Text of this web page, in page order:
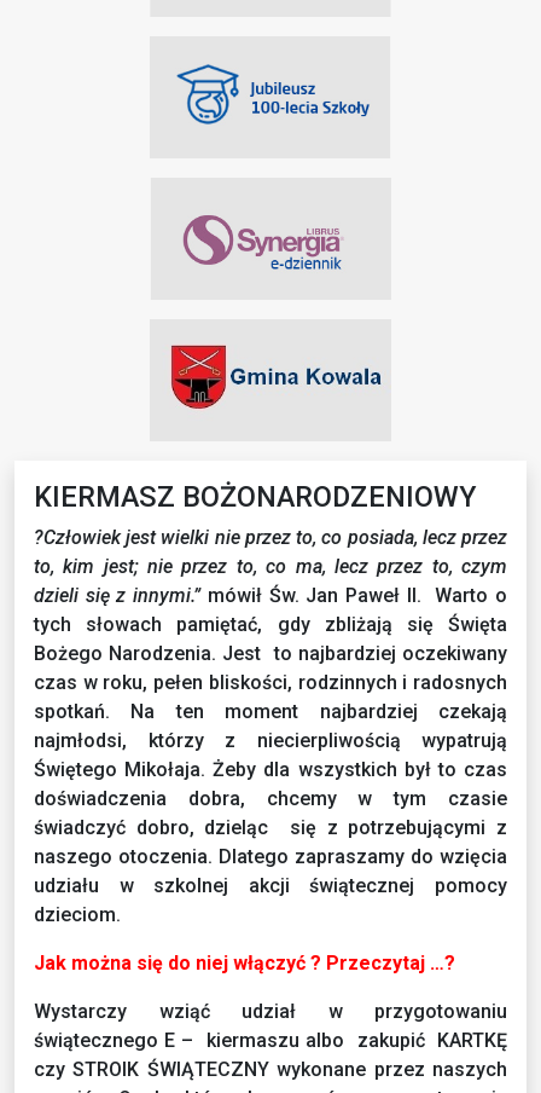
KIERMASZ BOŻONARODZENIOWY
?Człowiek jest wielki nie przez to, co posiada, lecz przez
to, kim jest; nie przez to, co ma, lecz przez to, czym
dzieli się z innymi.” mówił Św. Jan Paweł II. Warto o
tych słowach pamiętać, gdy zbliżają się Święta
Bożego Narodzenia. Jest to najbardziej oczekiwany
czas w roku, pełen bliskości, rodzinnych i radosnych
spotkań. Na ten moment najbardziej czekają
najmłodsi, którzy z niecierpliwością wypatrują
Świętego Mikołaja. Żeby dla wszystkich był to czas
doświadczenia dobra, chcemy w tym czasie
świadczyć dobro, dzieląc się z potrzebującymi z
naszego otoczenia. Dlatego zapraszamy do wzięcia
udziału w szkolnej akcji świątecznej pomocy
dzieciom.
Jak można się do niej włączyć ? Przeczytaj …?
Wystarczy wziąć udział w przygotowaniu
świątecznego E – kiermaszu albo zakupić KARTKĘ
czy STROIK ŚWIĄTECZNY wykonane przez naszych